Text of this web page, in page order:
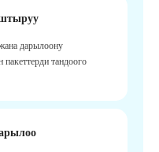
дарылоону
тандоого